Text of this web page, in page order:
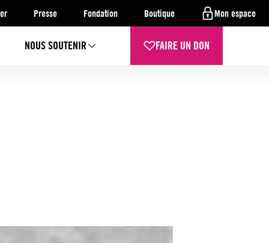
Presse Fondation Boutique Mon espace
NOUS SOUTENIR FAIRE UN DON